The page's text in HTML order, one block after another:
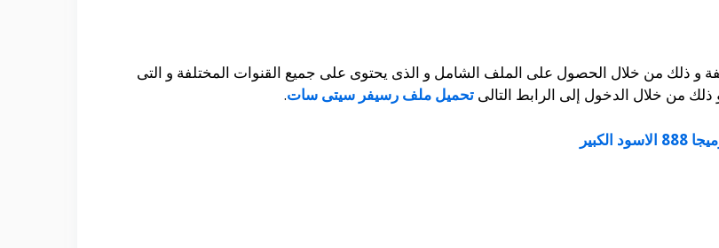
و ذلك من خلال الحصول على الملف الشامل و الذى يحتوى على جميع القنوات المختلفة و التى
من خلال الدخول إلى الرابط التالى تحميل ملف رسيفر سيتى سات.